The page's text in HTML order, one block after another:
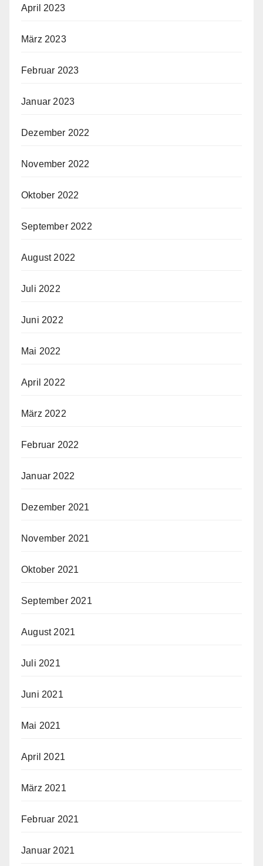
April 2023
März 2023
Februar 2023
Januar 2023
Dezember 2022
November 2022
Oktober 2022
September 2022
August 2022
Juli 2022
Juni 2022
Mai 2022
April 2022
März 2022
Februar 2022
Januar 2022
Dezember 2021
November 2021
Oktober 2021
September 2021
August 2021
Juli 2021
Juni 2021
Mai 2021
April 2021
März 2021
Februar 2021
Januar 2021